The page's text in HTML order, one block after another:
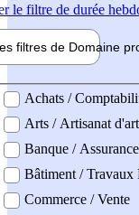
le filtre de durée
filtres de Domaine
professionel
Achats /
Arts / Artisanat d'art
Banque / Assurance
Bâtiment / Travaux
Commerce / Vente